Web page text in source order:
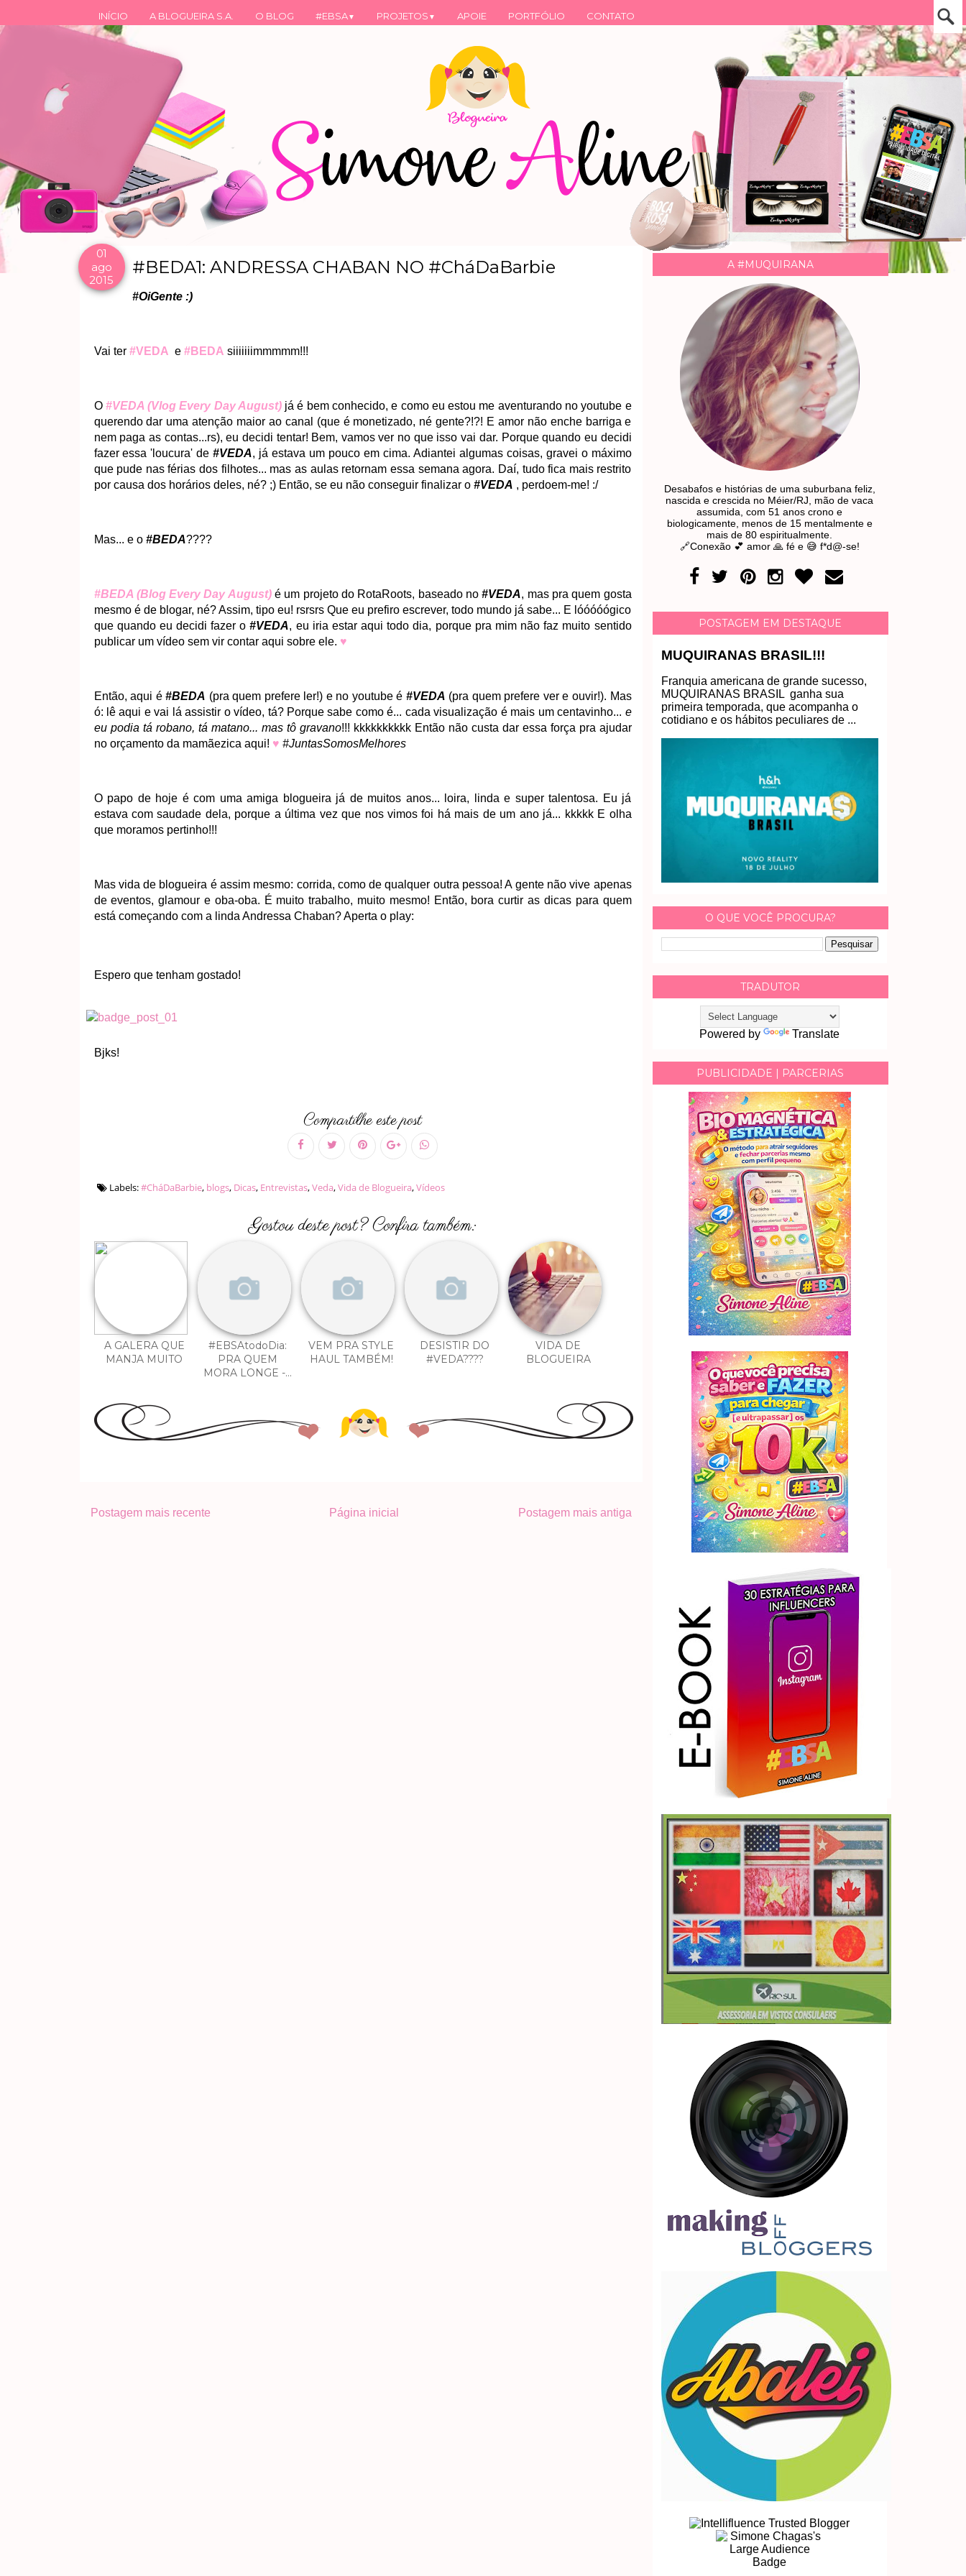
INÍCIO A BLOGUEIRA S.A. O BLOG #EBSA▼ PROJETOS ▼ APOIE PORTFÓLIO CONTATO
01
ago
2015
#BEDA1: ANDRESSA CHABAN NO #CháDaBarbie
#OiGente :)
Vai ter #VEDA e #BEDA siiiiiiimmmmm!!!
O #VEDA (Vlog Every Day August)já é bem conhecido, e como eu estou me aventurando no youtube e
querendo dar uma atenção maior ao canal (que é monetizado, né gente?!?! E amor não enche barriga e
nem paga as contas...rs), eu decidi tentar! Bem, vamos ver no que isso vai dar. Porque quando eu decidi
fazer essa 'loucura' de#VEDA, já estava um pouco em cima. Adiantei algumas coisas, gravei o máximo
que pude nas férias dos filhotes... mas as aulas retornam essa semana agora. Daí, tudo fica mais restrito
por causa dos horários deles, né? ;) Então, se eu não conseguir finalizar o #VEDA , perdoem-me! :/
Mas... e o #BEDA????
#BEDA (Blog Every Day August)é um projeto do RotaRoots, baseado no#VEDA, mas pra quem gosta
mesmo é de blogar, né? Assim, tipo eu! rsrsrs Que eu prefiro escrever, todo mundo já sabe... E lóóóóógico
que quando eu decidi fazer o#VEDA, eu iria estar aqui todo dia, porque pra mim não faz muito sentido
publicar um vídeo sem vir contar aqui sobre ele. ♥
Então, aqui é#BEDA (pra quem prefere ler!) e no youtube é #VEDA (pra quem prefere ver e ouvir!). Mas
ó: lê aqui e vai lá assistir o vídeo, tá? Porque sabe como é... cada visualização é mais um centavinho... e
eu podia tá robano, tá matano... mas tô gravano!!! kkkkkkkkkk Então não custa dar essa força pra ajudar
no orçamento da mamãezica aqui! ♥ #JuntasSomosMelhores
O papo de hoje é com uma amiga blogueira já de muitos anos... loira, linda e super talentosa. Eu já
estava com saudade dela, porque a última vez que nos vimos foi há mais de um ano já... kkkkk E olha
que moramos pertinho!!!
Mas vida de blogueira é assim mesmo: corrida, como de qualquer outra pessoa! A gente não vive apenas
de eventos, glamour e oba-oba. É muito trabalho, muito mesmo! Então, bora curtir as dicas para quem
está começando com a linda Andressa Chaban? Aperta o play:
Espero que tenham gostado!
Bjks!
Compartilhe este post
Labels:#CháDaBarbie, blogs, Dicas, Entrevistas,Veda,Vida de Blogueira,Vídeos
Gostou deste post? Confira também:
A GALERA QUE
MANJA MUITO
#EBSAtodoDia:
PRA QUEM
MORA LONGE -...
VEM PRA STYLE
HAUL TAMBÉM!
DESISTIR DO
#VEDA????
VIDA DE
BLOGUEIRA
Postagem mais recente Postagem mais antiga
Página inicial
A #MUQUIRANA
Desabafos e histórias de uma suburbana feliz,
nascida e crescida no Méier/RJ, mão de vaca
assumida, com 51 anos crono e
biologicamente, menos de 15 mentalmente e
mais de 80 espiritualmente.
🔗Conexão 💕 amor 🙏 fé e 😅 f*d@-se!
POSTAGEM EM DESTAQUE
MUQUIRANAS BRASIL!!!
Franquia americana de grande sucesso,
MUQUIRANAS BRASIL ganha sua
primeira temporada, que acompanha o
cotidiano e os hábitos peculiares de ...
O QUE VOCÊ PROCURA?
TRADUTOR
Powered by Translate
PUBLICIDADE | PARCERIAS